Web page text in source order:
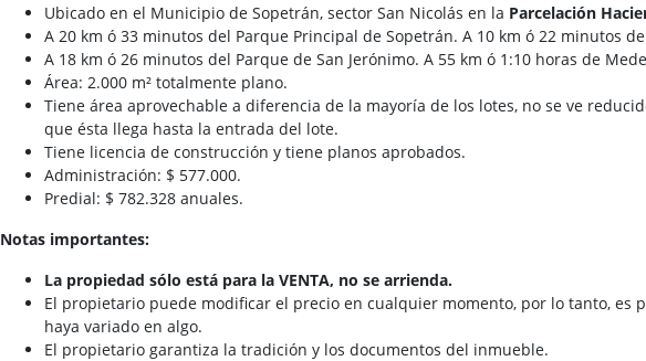
Ubicado en el Municipio de Sopetrán, sector San Nicolás en la Parcelación
A 20 km ó 33 minutos del Parque Principal de Sopetrán. A 10 km ó 22 minutos
A 18 km ó 26 minutos del Parque de San Jerónimo. A 55 km ó 1:10 horas de
Área: 2.000 m² totalmente plano.
Tiene área aprovechable a diferencia de la mayoría de los lotes, no se ve
que ésta llega hasta la entrada del lote.
Tiene licencia de construcción y tiene planos aprobados.
Administración: $ 577.000.
Predial: $ 782.328 anuales.
Notas importantes:
La propiedad sólo está para la VENTA, no se arrienda.
El propietario puede modificar el precio en cualquier momento, por lo tanto, es
haya variado en algo.
El propietario garantiza la tradición y los documentos del inmueble.